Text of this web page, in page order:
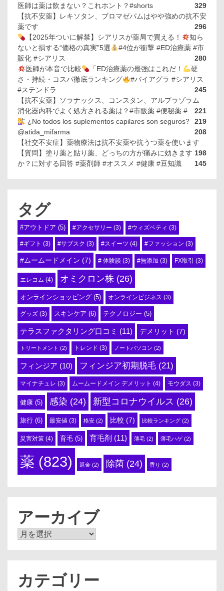
医師は薬は飲まない？これホント？#shorts
329
【抗不安薬】レキソタン、ブロマゼパムはやや強めの抗不安
薬です
296
【2025年ついに解禁】シアリスが薬局で買える！
知ら
ないと損する“価格の真実”5選
#4位が衝撃 #ED治療薬 #市
販化 #シアリス
280
医師が本音で比較
「ED治療薬の最強はこれだ！
硬
さ・持続・コスパ徹底ランキング
#バイアグラ #シアリス
#ステンドラ
245
【抗不安薬】ソラナックス、コンスタン、アルプラゾラム
221
消化器内科でよく処方される薬は？#市販薬 #便秘薬 #
219
¿No todos los suplementos capilares son seguros?
@atida_mifarma
208
【社交不安症】薬物療法は抗不安薬や抗うつ薬を使います
198
【質問】塗り薬と貼り薬、どっちの方が痛みに効きます
か？に対する回答 #薬剤師 #オススメ #健康 #豆知識
145
タグ
#アウトドア (5) #アクセサリー (3) #ウィズペティ (3)
#ギフト (3) #サブスク (3) #スイーツ (4) #ファッション (3)
#ムームードメイン (7) # 体験談 (3) #無添加 (3) FX取引 (3)
エレコム (4) オミクロン株 (26)
オンラインショッピング (5) オンラインビジネス (3)
グッズ (3) スキンケア (6) テクノロジー (5)
テラスファクタリング口コミ (11) デメリット (7)
トリートメント (2) トレンド (3) ノートパソコン (2)
フィンジア (10) フィンジア初期脱毛 (21)
マイナチュレ (3) ムームードメイン デメリット (4) モウダス (3)
健康 (5) 感染 (24) 新型コロナウイルス (26)
旅行 (6) 最安値 (3) 格安 (2) 比較 (7) 比較ランキング (2)
災害対策 (4) 育毛 (5) 育毛剤 (11) 薄毛 (2) 薄毛ハゲ(2)
薬 (823) 返金 (2) 除菌 (24) 香り (2)
アーカイブ
ア
カテゴリー